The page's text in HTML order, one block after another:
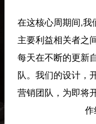
在这核心周期间,我
主要利益相关者之
每天在不断的更新
队。我们的设计，
营销团队，为即将
作